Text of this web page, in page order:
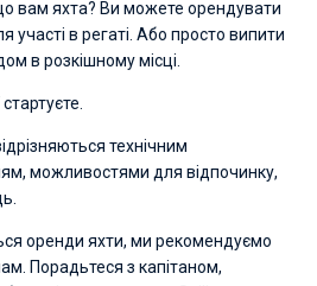
вам яхта? Ви можете орендувати
участі в регаті. Або просто випити
в розкішному місці.
технічним
можливостями для відпочинку,
оренди яхти, ми рекомендуємо
Порадьтеся з капітаном,